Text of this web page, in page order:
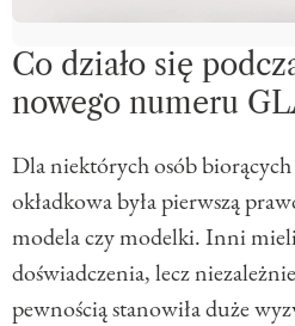
Co działo się
nowego numeru
Dla niektórych osób biorących
okładkowa była pierwszą
modela czy modelki. Inni
doświadczenia, lecz
pewnością stanowiła duże